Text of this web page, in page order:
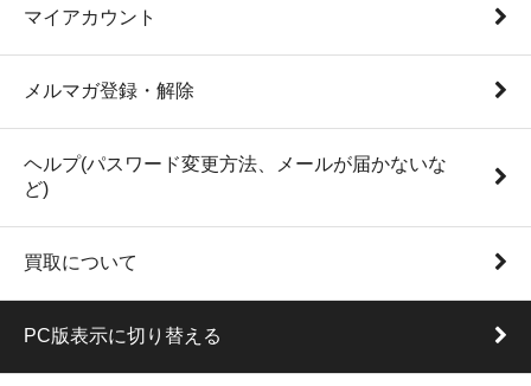
マイアカウント
メルマガ登録・解除
ヘルプ(パスワード変更方法、メールが届かないな
ど)
買取について
PC版表示に切り替える